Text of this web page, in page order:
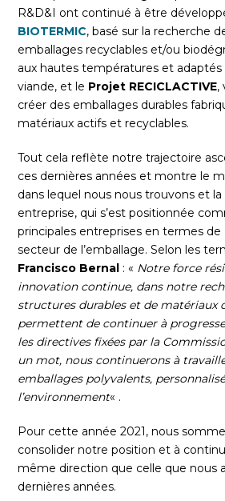
R&D&I ont continué à être
BIOTERMIC, basé sur la recherche
emballages recyclables et/ou
aux hautes températures et adaptés
viande, et le Projet RECICLACTIVE,
créer des emballages durables
matériaux actifs et recyclables.
Tout cela reflète notre trajectoire
ces dernières années et montre le
dans lequel nous nous trouvons et
entreprise, qui s’est positionnée
principales entreprises en termes de
secteur de l’emballage. Selon les
Francisco Bernal : « Notre force
innovation continue, dans notre
structures durables et de matériaux
permettent de continuer à
les directives fixées par la
un mot, nous continuerons à
emballages polyvalents,
l’environnement« .
Pour cette année 2021, nous
consolider notre position et à
même direction que celle que nous
dernières années.